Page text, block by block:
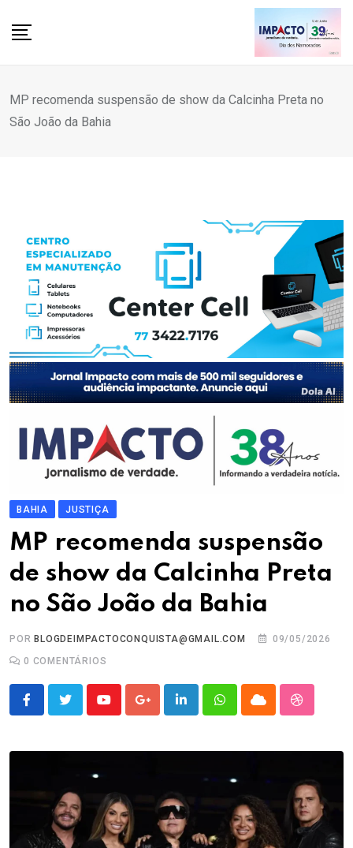
MP recomenda suspensão de show da Calcinha Preta no
São João da Bahia
BAHIA JUSTIÇA
MP recomenda suspensão
de show da Calcinha Preta
no São João da Bahia
POR BLOGDEIMPACTOCONQUISTA@GMAIL.COM
09/05/2026
0 COMENTÁRIOS
YoutubeGoogle+LinkedInWhatsappCloud